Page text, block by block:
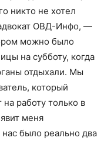
никто не хотел
ОВД-Инфо, —
можно было
на субботу, когда
отдыхали. Мы
который
работу только в
меня
было реально два